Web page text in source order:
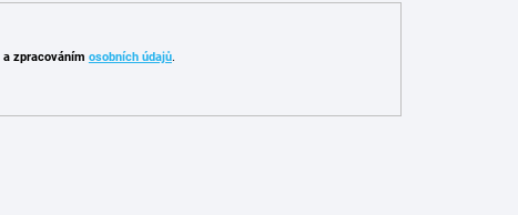
a zpracováním osobních údajů.